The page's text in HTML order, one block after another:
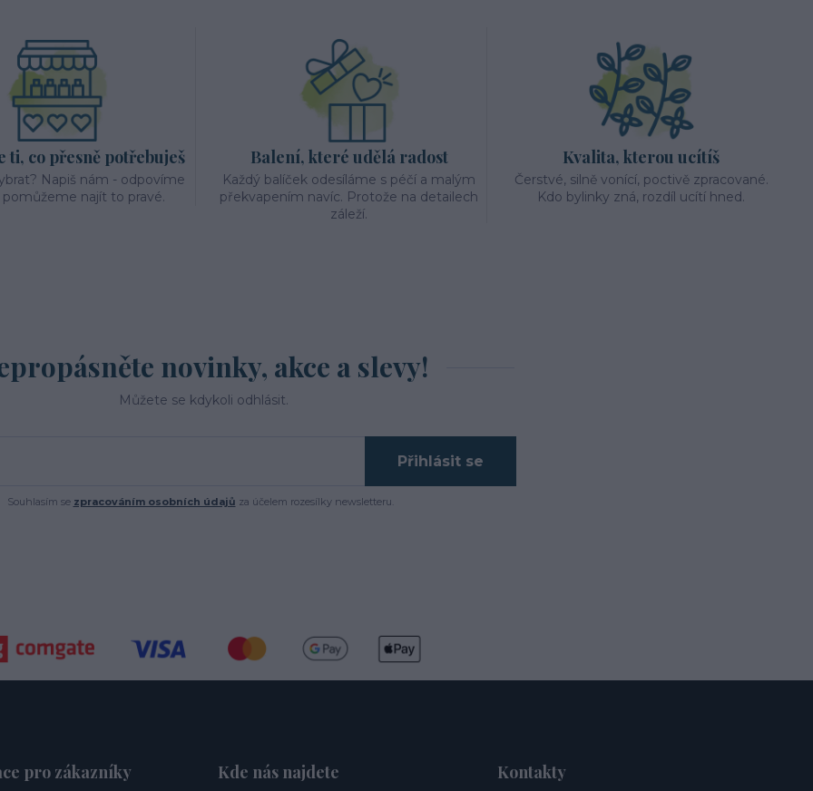
ti, co přesně potřebuješ
Napiš nám - odpovíme
pomůžeme najít to pravé.
Balení, které udělá radost
Každý balíček odesíláme s péčí a malým
překvapením navíc. Protože na detailech
záleží.
Kvalita, kterou ucítíš
Čerstvé, silně vonící, poctivě zpracované.
Kdo bylinky zná, rozdíl ucítí hned.
novinky, akce a slevy!
Můžete se kdykoli odhlásit.
Přihlásit se
Souhlasím se zpracováním osobních údajů za účelem rozesílky newsletteru.
pro zákazníky Kde nás najdete Kontakty